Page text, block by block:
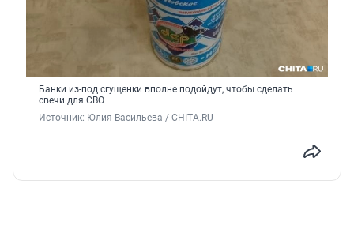
Банки из-под сгущенки вполне подойдут, чтобы сделать
свечи для СВО
Источник: Юлия Васильева / CHITA.RU